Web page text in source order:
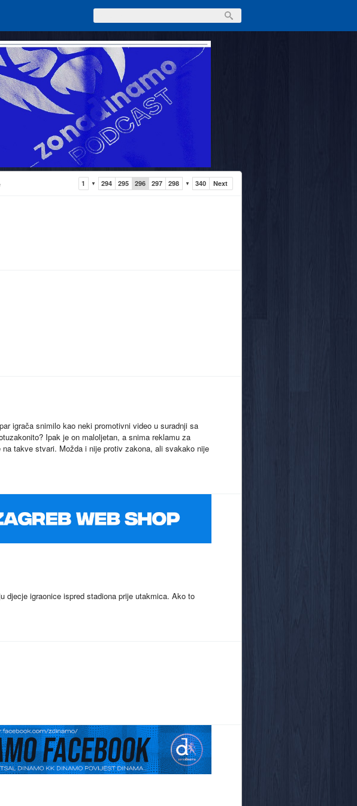
1 ▼ 294 295 296 297 298 ▼ 340 Next
igrača snimilo kao neki promotivni video u suradnji sa
Ipak je on maloljetan, a snima reklamu za
takve stvari. Možda i nije protiv zakona, ali svakako nije
djecje igraonice ispred stadiona prije utakmica. Ako to